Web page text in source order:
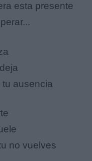
esta presente
ausencia
no vuelves